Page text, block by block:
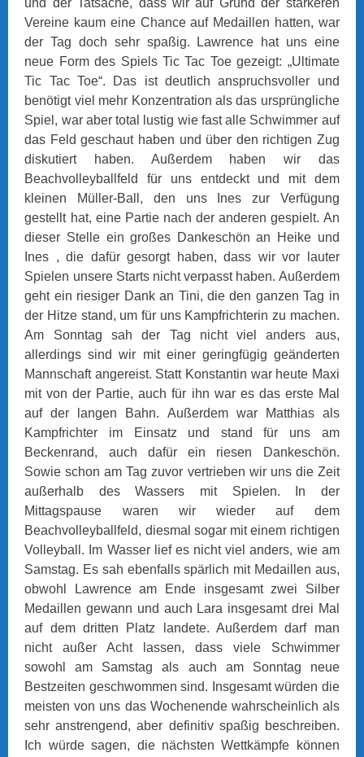
und der Tatsache, dass wir auf Grund der stärkeren
Vereine kaum eine Chance auf Medaillen hatten, war
der Tag doch sehr spaßig. Lawrence hat uns eine
neue Form des Spiels Tic Tac Toe gezeigt: „Ultimate
Tic Tac Toe“. Das ist deutlich anspruchsvoller und
benötigt viel mehr Konzentration als das ursprüngliche
Spiel, war aber total lustig wie fast alle Schwimmer auf
das Feld geschaut haben und über den richtigen Zug
diskutiert haben. Außerdem haben wir das
Beachvolleyballfeld für uns entdeckt und mit dem
kleinen Müller-Ball, den uns Ines zur Verfügung
gestellt hat, eine Partie nach der anderen gespielt. An
dieser Stelle ein großes Dankeschön an Heike und
Ines , die dafür gesorgt haben, dass wir vor lauter
Spielen unsere Starts nicht verpasst haben. Außerdem
geht ein riesiger Dank an Tini, die den ganzen Tag in
der Hitze stand, um für uns Kampfrichterin zu machen.
Am Sonntag sah der Tag nicht viel anders aus,
allerdings sind wir mit einer geringfügig geänderten
Mannschaft angereist. Statt Konstantin war heute Maxi
mit von der Partie, auch für ihn war es das erste Mal
auf der langen Bahn. Außerdem war Matthias als
Kampfrichter im Einsatz und stand für uns am
Beckenrand, auch dafür ein riesen Dankeschön.
Sowie schon am Tag zuvor vertrieben wir uns die Zeit
außerhalb des Wassers mit Spielen. In der
Mittagspause waren wir wieder auf dem
Beachvolleyballfeld, diesmal sogar mit einem richtigen
Volleyball. Im Wasser lief es nicht viel anders, wie am
Samstag. Es sah ebenfalls spärlich mit Medaillen aus,
obwohl Lawrence am Ende insgesamt zwei Silber
Medaillen gewann und auch Lara insgesamt drei Mal
auf dem dritten Platz landete. Außerdem darf man
nicht außer Acht lassen, dass viele Schwimmer
sowohl am Samstag als auch am Sonntag neue
Bestzeiten geschwommen sind. Insgesamt würden die
meisten von uns das Wochenende wahrscheinlich als
sehr anstrengend, aber definitiv spaßig beschreiben.
Ich würde sagen, die nächsten Wettkämpfe können